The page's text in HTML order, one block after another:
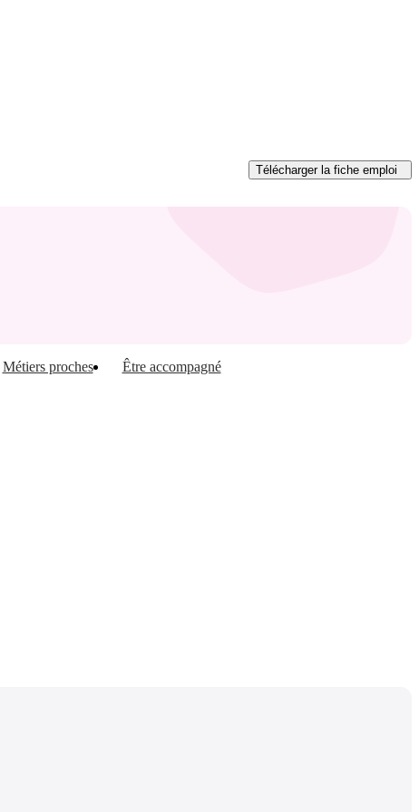
Télécharger la fiche emploi
Métiers proches Être accompagné